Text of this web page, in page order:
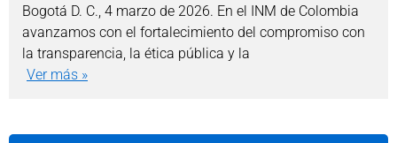
Bogotá D. C., 4 marzo de 2026. En el INM de Colombia
avanzamos con el fortalecimiento del compromiso con
la transparencia, la ética pública y la
Ver más »